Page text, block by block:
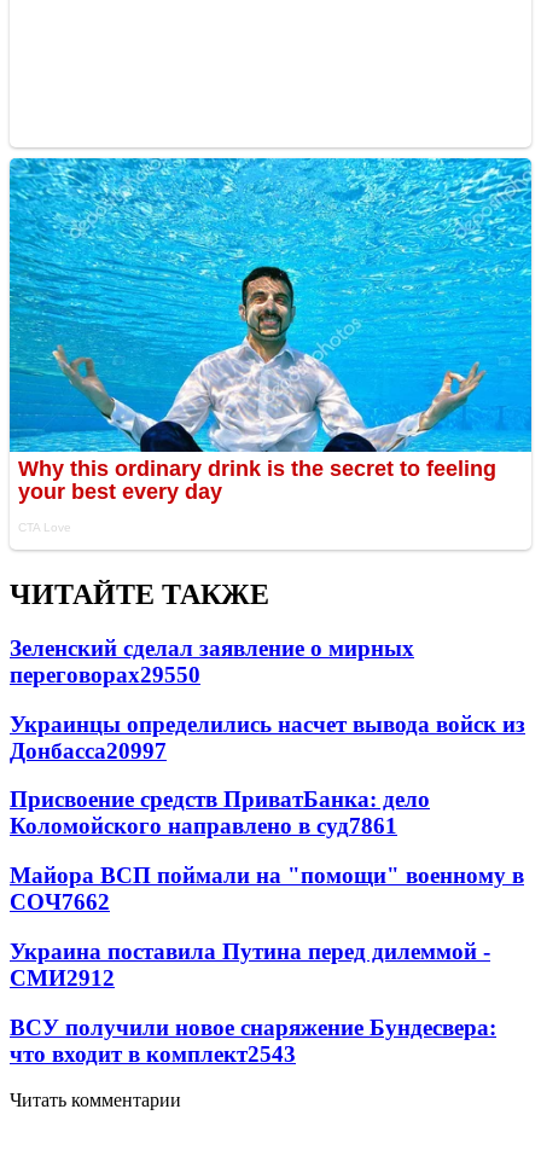
ЧИТАЙТЕ ТАКЖЕ
Зеленский сделал заявление о мирных
переговорах29550
Украинцы определились насчет вывода войск из
Донбасса20997
Присвоение средств ПриватБанка: дело
Коломойского направлено в суд7861
Майора ВСП поймали на "помощи" военному в
СОЧ7662
Украина поставила Путина перед дилеммой -
СМИ2912
ВСУ получили новое снаряжение Бундесвера:
что входит в комплект2543
Читать комментарии